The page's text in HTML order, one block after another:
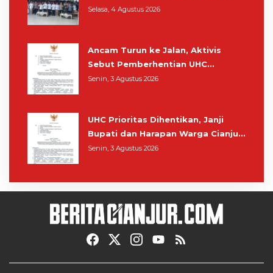
Muhaimin di Kota Santri
Selasa, 4 Agustus 2026
Ancam Turun ke Jalan, Aktivis
Sebut Pemberhentian UHC
Prioritas Rampas Hak Hidup
Senin, 3 Agustus 2026
UHC Prioritas Dihentikan, Janji
Bupati dan Harapan Warga Cianjur
Berobat Gratis Cukup Tunjukkan
Senin, 3 Agustus 2026